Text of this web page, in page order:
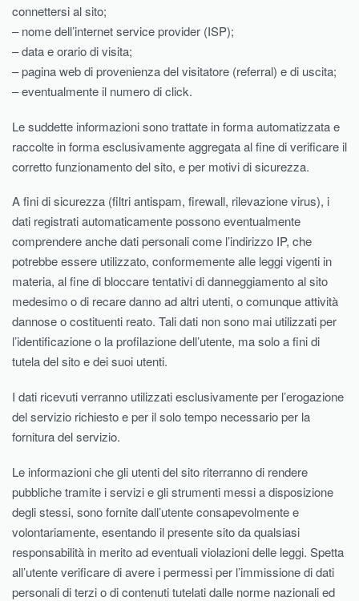
connettersi al sito;
– nome dell’internet service provider (ISP);
– data e orario di visita;
– pagina web di provenienza del visitatore (referral) e di uscita;
– eventualmente il numero di click.
Le suddette informazioni sono trattate in forma automatizzata e
raccolte in forma esclusivamente aggregata al fine di verificare il
corretto funzionamento del sito, e per motivi di sicurezza.
A fini di sicurezza (filtri antispam, firewall, rilevazione virus), i
dati registrati automaticamente possono eventualmente
comprendere anche dati personali come l’indirizzo IP, che
potrebbe essere utilizzato, conformemente alle leggi vigenti in
materia, al fine di bloccare tentativi di danneggiamento al sito
medesimo o di recare danno ad altri utenti, o comunque attività
dannose o costituenti reato. Tali dati non sono mai utilizzati per
l’identificazione o la profilazione dell’utente, ma solo a fini di
tutela del sito e dei suoi utenti.
I dati ricevuti verranno utilizzati esclusivamente per l’erogazione
del servizio richiesto e per il solo tempo necessario per la
fornitura del servizio.
Le informazioni che gli utenti del sito riterranno di rendere
pubbliche tramite i servizi e gli strumenti messi a disposizione
degli stessi, sono fornite dall’utente consapevolmente e
volontariamente, esentando il presente sito da qualsiasi
responsabilità in merito ad eventuali violazioni delle leggi. Spetta
all’utente verificare di avere i permessi per l’immissione di dati
personali di terzi o di contenuti tutelati dalle norme nazionali ed